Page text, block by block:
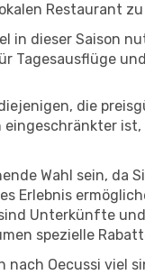
Restaurant
in dieser Saison
Tagesausflüge
die
Wahl sein,
Erlebnis
Unterkünfte
spezielle
nach Oecussi